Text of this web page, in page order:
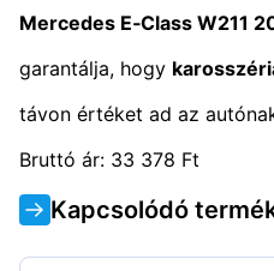
Mercedes E‑Class W211
garantálja, hogy
távon értéket ad az
Bruttó ár: 33 378 Ft
Kapcsolódó